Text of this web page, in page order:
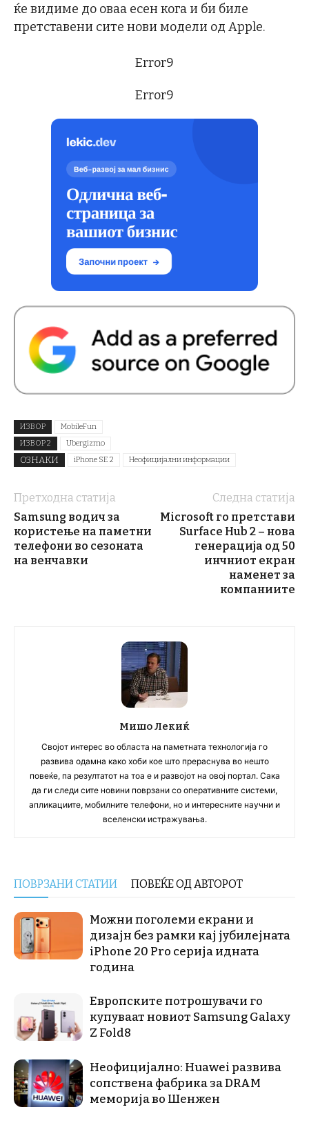
ќе видиме до оваа есен кога и би биле
претставени сите нови модели од Apple.
Error9
Error9
ИЗВОР
MobileFun
ИЗВОР 2
Ubergizmo
ОЗНАКИ iPhone SE 2 Неофицијални информации
Претходна статија
Samsung водич за
користење на паметни
телефони во сезоната
на венчавки
Следна статија
Microsoft го претстави
Surface Hub 2 – нова
генерација од 50
инчниот екран
наменет за
компаниите
Мишо Лекиќ
Својот интерес во областа на паметната технологија го
развива одамна како хоби кое што прераснува во нешто
повеќе, па резултатот на тоа е и развојот на овој портал. Сака
да ги следи сите новини поврзани со оперативните системи,
апликациите, мобилните телефони, но и интересните научни и
вселенски истражувања.
ПОВРЗАНИ СТАТИИ ПОВЕЌЕ ОД АВТОРОТ
Можни поголеми екрани и
дизајн без рамки кај јубилејната
iPhone 20 Pro серија идната
година
Европските потрошувачи го
купуваат новиот Samsung Galaxy
Z Fold8
Неофицијално: Huawei развива
сопствена фабрика за DRAM
меморија во Шенжен